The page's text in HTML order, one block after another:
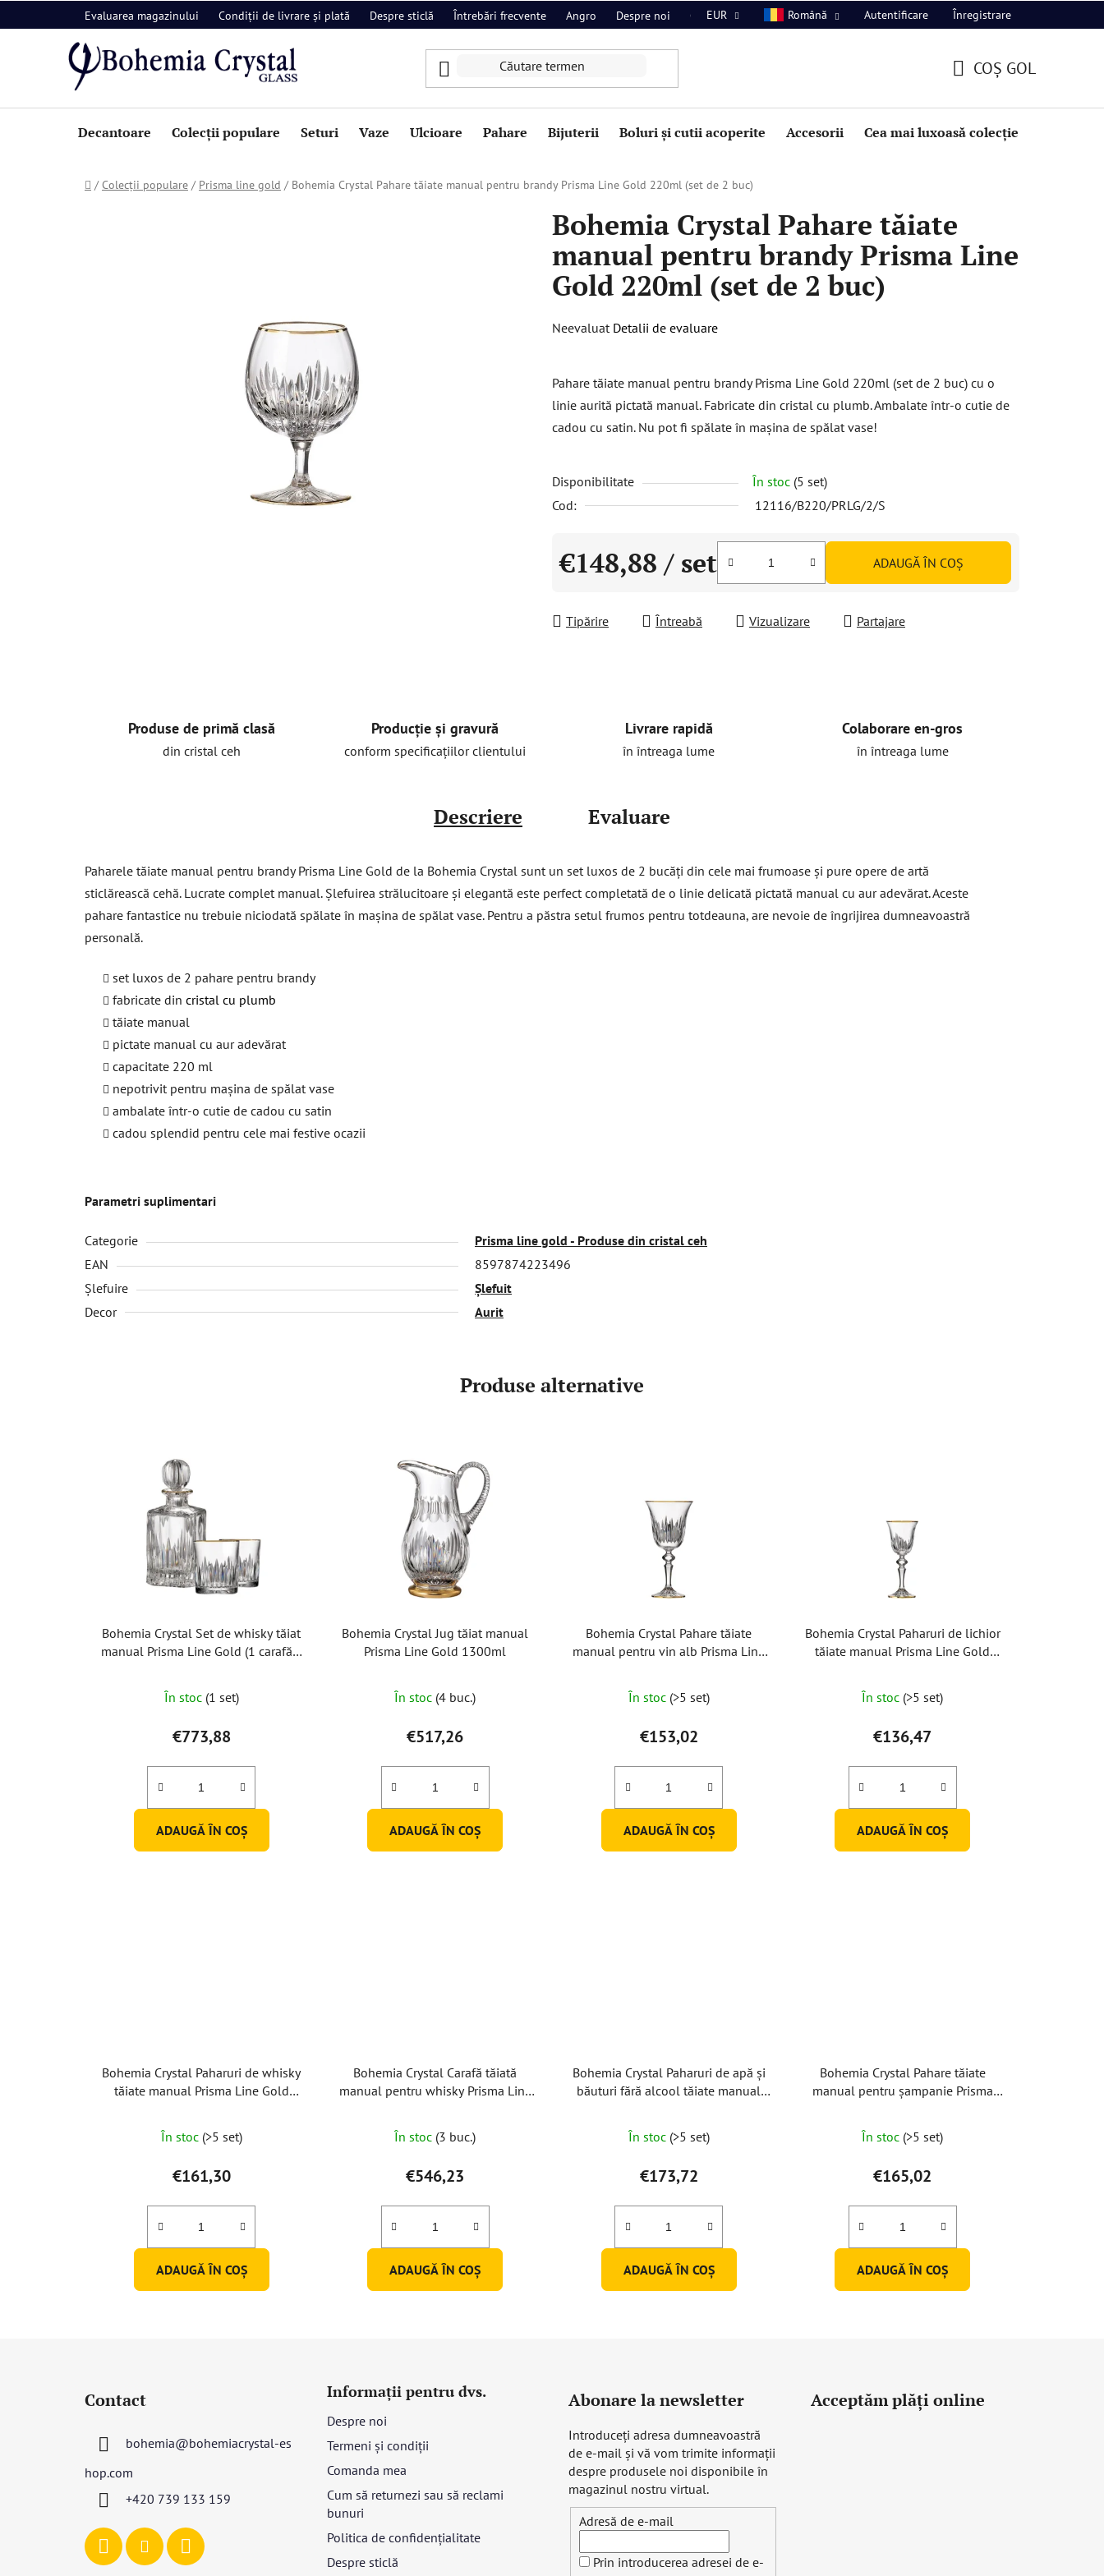
la
Evaluarea magazinului Condiții de livrare și plată Despre sticlă Întrebări frecvente Angro Despre noi Contact
EUR Română Autentificare Înregistrare
DE
COŞ GOL
Decantoare Colecții populare Seturi Vaze Ulcioare Pahare Bijuterii Boluri și cutii acoperite Accesorii Cea mai luxoasă colecție
Acasă
/ Colecții populare / Prisma line gold / Bohemia Crystal Pahare tăiate manual pentru brandy Prisma Line Gold 220ml (set de 2 buc)
Bohemia Crystal Pahare tăiate
manual pentru brandy Prisma Line
Gold 220ml (set de 2 buc)
Evaluarea
produsului
este
0,0
5
stele.
Neevaluat Detalii de evaluare
Pahare tăiate manual pentru brandy Prisma Line Gold 220ml (set de 2 buc) cu o
linie aurită pictată manual. Fabricate din cristal cu plumb. Ambalate într-o cutie de
cadou cu satin. Nu pot fi spălate în mașina de spălat vase!
Disponibilitate În stoc (5 set)
Cod:
12116/B220/PRLG/2/S
€148,88 / set ADAUGĂ ÎN COŞ
Tipărire Întreabă Vizualizare Partajare
Produse de primă clasă
din cristal ceh
Producție și gravură
conform specificațiilor clientului
Livrare rapidă
în întreaga lume
Colaborare en-gros
în întreaga lume
Descriere Evaluare
Paharele tăiate manual pentru brandy Prisma Line Gold de la Bohemia Crystal sunt un set luxos de 2 bucăți din cele mai frumoase și pure opere de artă
sticlărească cehă. Lucrate complet manual. Șlefuirea strălucitoare și elegantă este perfect completată de o linie delicată pictată manual cu aur adevărat. Aceste
pahare fantastice nu trebuie niciodată spălate în mașina de spălat vase. Pentru a păstra setul frumos pentru totdeauna, are nevoie de îngrijirea dumneavoastră
personală.
set luxos de 2 pahare pentru brandy
fabricate din cristal cu plumb
tăiate manual
pictate manual cu aur adevărat
capacitate 220 ml
nepotrivit pentru mașina de spălat vase
ambalate într-o cutie de cadou cu satin
cadou splendid pentru cele mai festive ocazii
Parametri suplimentari
Categorie
Prisma line gold - Produse din cristal ceh
EAN
8597874223496
Șlefuire
Șlefuit
Decor
Aurit
Produse alternative
Bohemia Crystal Set de whisky tăiat
manual Prisma Line Gold (1 carafă +
În stoc (1 set)
€773,88
ADAUGĂ ÎN COŞ
Bohemia Crystal Jug tăiat manual
Prisma Line Gold 1300ml
În stoc (4 buc.)
€517,26
ADAUGĂ ÎN COŞ
Bohemia Crystal Pahare tăiate
manual pentru vin alb Prisma Line
În stoc (>5 set)
€153,02
ADAUGĂ ÎN COŞ
Bohemia Crystal Paharuri de lichior
tăiate manual Prisma Line Gold
În stoc (>5 set)
€136,47
ADAUGĂ ÎN COŞ
Bohemia Crystal Paharuri de whisky
tăiate manual Prisma Line Gold
În stoc (>5 set)
€161,30
ADAUGĂ ÎN COŞ
Bohemia Crystal Carafă tăiată
manual pentru whisky Prisma Line
În stoc (3 buc.)
€546,23
ADAUGĂ ÎN COŞ
Bohemia Crystal Paharuri de apă și
băuturi fără alcool tăiate manual
În stoc (>5 set)
€173,72
ADAUGĂ ÎN COŞ
Bohemia Crystal Pahare tăiate
manual pentru șampanie Prisma
În stoc (>5 set)
€165,02
ADAUGĂ ÎN COŞ
Contact
bohemia@bohemiacrystal-es
hop.com
+420 739 133 159
Informații pentru dvs.
Despre noi
Termeni și condiții
Comanda mea
Cum să returnezi sau să reclami
bunuri
Politica de confidențialitate
Despre sticlă
Abonare la newsletter
Introduceţi adresa dumneavoastră
de e-mail şi vă vom trimite informaţii
despre produsele noi disponibile în
magazinul nostru virtual.
Adresă de e-mail
Prin introducerea adresei de e-
Acceptăm plăţi online